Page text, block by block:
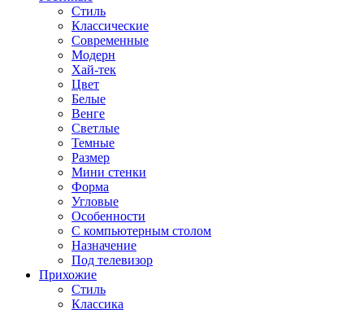
Стиль
Классические
Современные
Модерн
Хай-тек
Цвет
Белые
Венге
Светлые
Темные
Размер
Мини стенки
Форма
Угловые
Особенности
С компьютерным столом
Назначение
Под телевизор
Прихожие
Стиль
Классика